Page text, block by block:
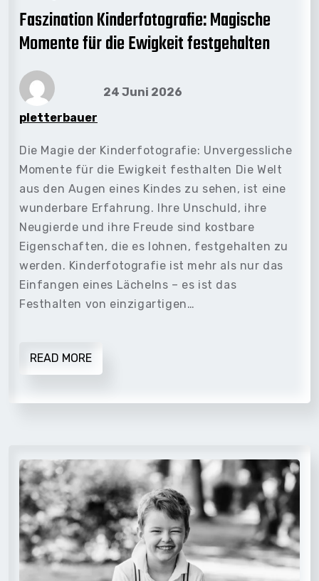
Faszination Kinderfotografie: Magische
Momente für die Ewigkeit festgehalten
pletterbauer
24 Juni 2026
Die Magie der Kinderfotografie: Unvergessliche
Momente für die Ewigkeit festhalten Die Welt
aus den Augen eines Kindes zu sehen, ist eine
wunderbare Erfahrung. Ihre Unschuld, ihre
Neugierde und ihre Freude sind kostbare
Eigenschaften, die es lohnen, festgehalten zu
werden. Kinderfotografie ist mehr als nur das
Einfangen eines Lächelns – es ist das
Festhalten von einzigartigen…
READ MORE